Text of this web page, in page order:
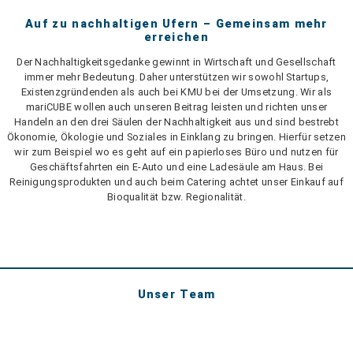
Auf zu nachhaltigen Ufern – Gemeinsam mehr
erreichen
Der Nachhaltigkeitsgedanke gewinnt in Wirtschaft und Gesellschaft
immer mehr Bedeutung. Daher unterstützen wir sowohl Startups,
Existenzgründenden als auch bei KMU bei der Umsetzung. Wir als
mariCUBE wollen auch unseren Beitrag leisten und richten unser
Handeln an den drei Säulen der Nachhaltigkeit aus und sind bestrebt
Ökonomie, Ökologie und Soziales in Einklang zu bringen. Hierfür setzen
wir zum Beispiel wo es geht auf ein papierloses Büro und nutzen für
Geschäftsfahrten ein E-Auto und eine Ladesäule am Haus. Bei
Reinigungsprodukten und auch beim Catering achtet unser Einkauf auf
Bioqualität bzw. Regionalität.
Unser Team